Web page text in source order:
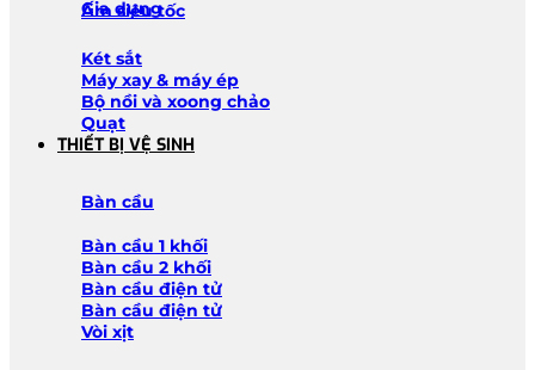
Ấm siêu tốc
Gia dụng
Két sắt
Máy xay & máy ép
Bộ nồi và xoong chảo
Quạt
THIẾT BỊ VỆ SINH
Bàn cầu
Bàn cầu 1 khối
Bàn cầu 2 khối
Bàn cầu điện tử
Bàn cầu điện tử
Vòi xịt